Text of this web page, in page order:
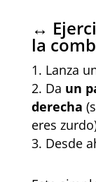
↔️
la
Lanza
Da un
derecha
eres
Desde